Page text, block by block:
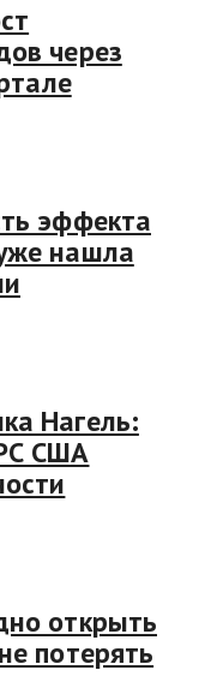
через
эффекта
нашла
Нагель:
США
открыть
потерять